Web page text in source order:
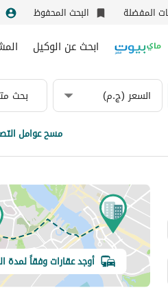
المفضلة البحث المحفوظ
ابحث عن الوكيل
السعر (ج.م) بحث
مسح عوامل
أوجد عقارات وفقاً لمدة